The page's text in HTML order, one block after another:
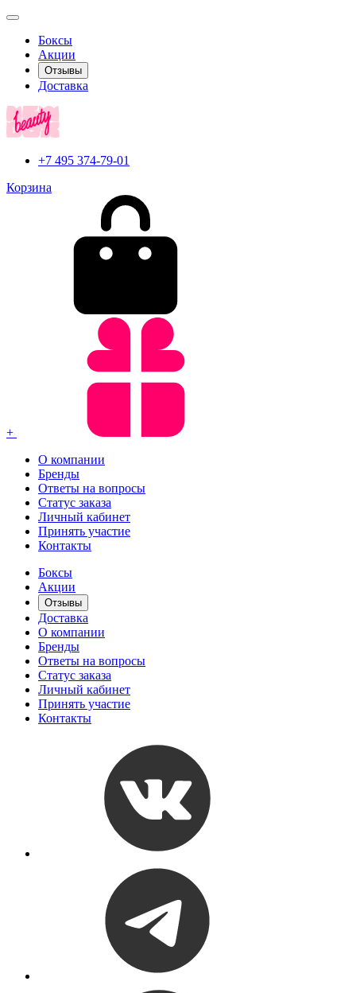
Боксы
Акции
Отзывы
Доставка
+7 495 374-79-01
Корзина
+
О компании
Бренды
Ответы на вопросы
Статус заказа
Личный кабинет
Принять участие
Контакты
Боксы
Акции
Отзывы
Доставка
О компании
Бренды
Ответы на вопросы
Статус заказа
Личный кабинет
Принять участие
Контакты